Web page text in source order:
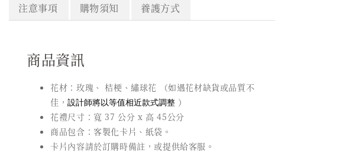
注意事項
購物須知 養護方式
商品資訊
花材：玫瑰、 桔梗、繡球花 （如遇花材缺貨或品質不
佳，設計師將以等值相近款式調整 ）
花禮尺寸：寬 37 公分 x 高 45公分
商品包含：客製化卡片、紙袋。
卡片內容請於訂購時備註，或提供給客服。